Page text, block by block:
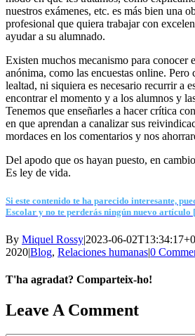
nuestros exámenes, etc. es más bien una
profesional que quiera trabajar con
ayudar a su alumnado.
Existen muchos mecanismo para conocer
anónima, como las encuestas online. Pero
lealtad, ni siquiera es necesario recurrir a
encontrar el momento y a los alumnos y
Tenemos que enseñarles a hacer crítica
en que aprendan a canalizar sus
mordaces en los comentarios y nos
Del apodo que os hayan puesto, en
Es ley de vida.
Si este contenido te ha parecido interesante,
Escolar y no te perderás ningún nuevo artículo
By Miquel Rossy|2023-06-
2020|Blog, Relaciones humanas|0
T'ha agradat? Comparteix-ho!
Facebook
X
LinkedIn
WhatsApp
Telegram
Email
Leave A Comment